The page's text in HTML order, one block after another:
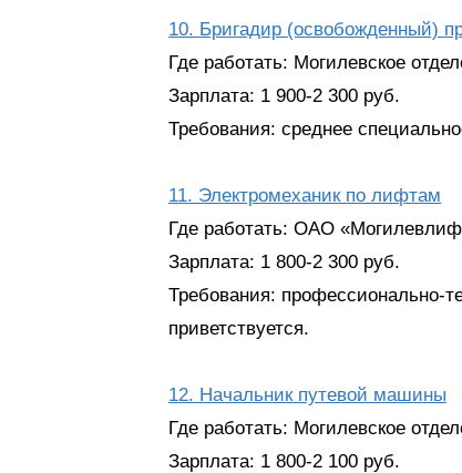
10. Бригадир (освобожденный)
Где работать: Могилевское
Зарплата: 1 900-2 300 руб.
Требования: среднее
11. Электромеханик по лифтам
Где работать: ОАО
Зарплата: 1 800-2 300 руб.
Требования: профессионально-
приветствуется.
12. Начальник путевой машины
Где работать: Могилевское
Зарплата: 1 800-2 100 руб.